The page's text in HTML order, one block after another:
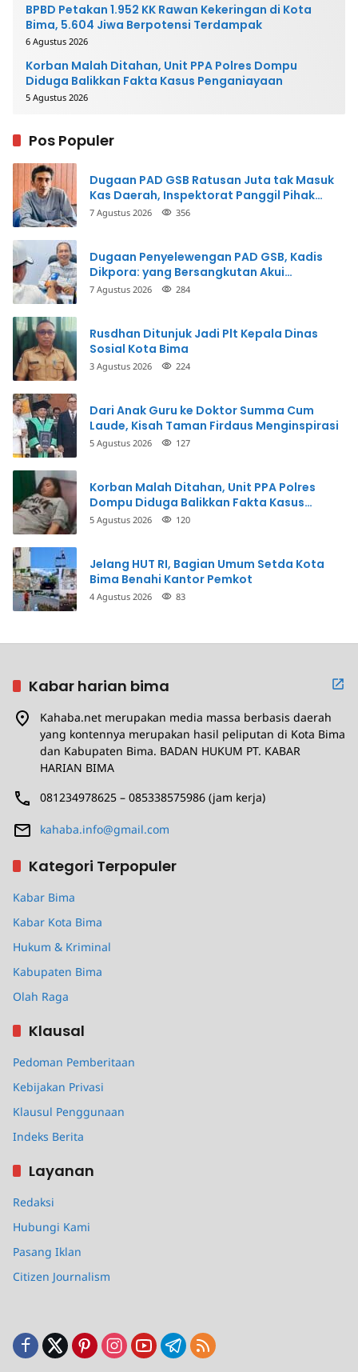
BPBD Petakan 1.952 KK Rawan Kekeringan di Kota
Bima, 5.604 Jiwa Berpotensi Terdampak
6 Agustus 2026
Korban Malah Ditahan, Unit PPA Polres Dompu
Diduga Balikkan Fakta Kasus Penganiayaan
5 Agustus 2026
Pos Populer
Dugaan PAD GSB Ratusan Juta tak Masuk
Kas Daerah, Inspektorat Panggil Pihak
Terkait
7 Agustus 2026 356
Dugaan Penyelewengan PAD GSB, Kadis
Dikpora: yang Bersangkutan Akui
Perbuatannya dan Siap Mengembalikan
7 Agustus 2026 284
Rusdhan Ditunjuk Jadi Plt Kepala Dinas
Sosial Kota Bima
3 Agustus 2026 224
Dari Anak Guru ke Doktor Summa Cum
Laude, Kisah Taman Firdaus Menginspirasi
5 Agustus 2026 127
Korban Malah Ditahan, Unit PPA Polres
Dompu Diduga Balikkan Fakta Kasus
Penganiayaan
5 Agustus 2026 120
Jelang HUT RI, Bagian Umum Setda Kota
Bima Benahi Kantor Pemkot
4 Agustus 2026 83
Kabar harian bima
Kahaba.net merupakan media massa berbasis daerah
yang kontennya merupakan hasil peliputan di Kota Bima
dan Kabupaten Bima. BADAN HUKUM PT. KABAR
HARIAN BIMA
081234978625 – 085338575986 (jam kerja)
kahaba.info@gmail.com
Kategori Terpopuler
Kabar Bima
Kabar Kota Bima
Hukum & Kriminal
Kabupaten Bima
Olah Raga
Klausal
Pedoman Pemberitaan
Kebijakan Privasi
Klausul Penggunaan
Indeks Berita
Layanan
Redaksi
Hubungi Kami
Pasang Iklan
Citizen Journalism